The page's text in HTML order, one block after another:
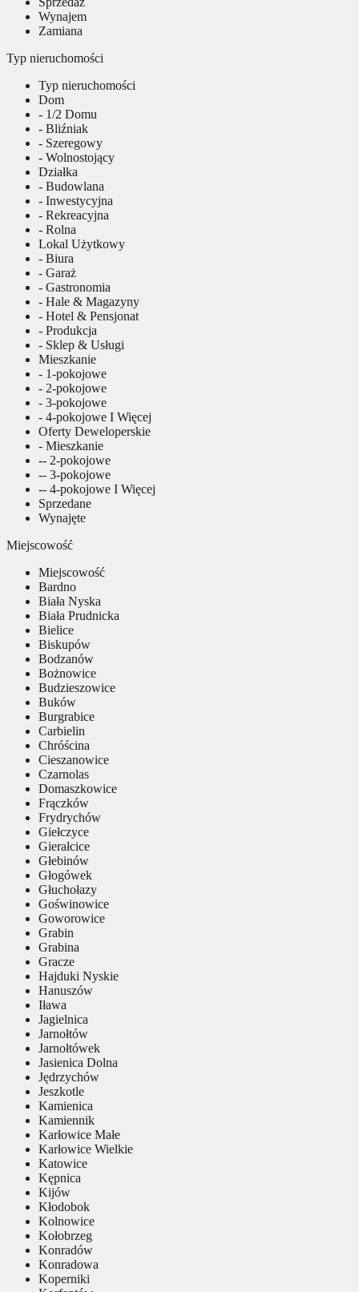
Wynajem
Zamiana
Typ nieruchomości
Typ nieruchomości
Dom
- 1/2 Domu
- Bliźniak
- Szeregowy
- Wolnostojący
Działka
- Budowlana
- Inwestycyjna
- Rekreacyjna
- Rolna
Lokal Użytkowy
- Biura
- Garaż
- Gastronomia
- Hale & Magazyny
- Hotel & Pensjonat
- Produkcja
- Sklep & Usługi
Mieszkanie
- 1-pokojowe
- 2-pokojowe
- 3-pokojowe
- 4-pokojowe I Więcej
Oferty Deweloperskie
- Mieszkanie
-- 2-pokojowe
-- 3-pokojowe
-- 4-pokojowe I Więcej
Sprzedane
Wynajęte
Miejscowość
Miejscowość
Bardno
Biała Nyska
Biała Prudnicka
Bielice
Biskupów
Bodzanów
Bożnowice
Budzieszowice
Buków
Burgrabice
Carbielin
Chróścina
Cieszanowice
Czarnolas
Domaszkowice
Frączków
Frydrychów
Giełczyce
Gierałcice
Głebinów
Głogówek
Głuchołazy
Goświnowice
Goworowice
Grabin
Grabina
Gracze
Hajduki Nyskie
Hanuszów
Iława
Jagielnica
Jarnołtów
Jarnołtówek
Jasienica Dolna
Jędrzychów
Jeszkotle
Kamienica
Kamiennik
Karłowice Małe
Karłowice Wielkie
Katowice
Kępnica
Kijów
Kłodobok
Kolnowice
Kołobrzeg
Konradów
Konradowa
Koperniki